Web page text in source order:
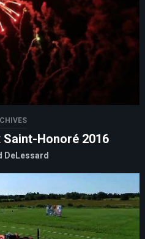
Saint-Honoré 2016
DeLessard